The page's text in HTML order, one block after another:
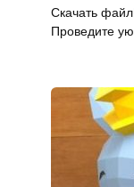
Скачать
Проведите